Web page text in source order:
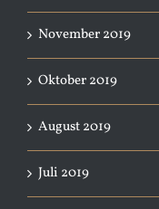
November 2019
Oktober 2019
August 2019
Juli 2019